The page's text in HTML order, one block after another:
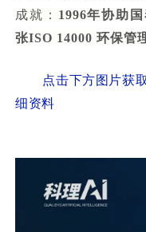
成就： 1996年协助
张ISO 14000 环保管
点击下方图片获
细资料